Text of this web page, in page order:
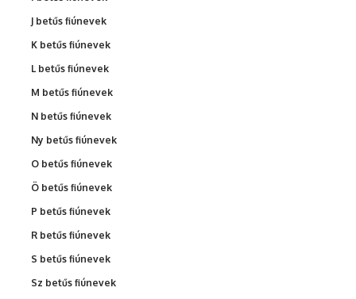
J betűs fiúnevek
K betűs fiúnevek
L betűs fiúnevek
M betűs fiúnevek
N betűs fiúnevek
Ny betűs fiúnevek
O betűs fiúnevek
Ö betűs fiúnevek
P betűs fiúnevek
R betűs fiúnevek
S betűs fiúnevek
Sz betűs fiúnevek